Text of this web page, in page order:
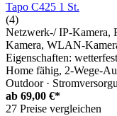
Tapo C425 1 St.
(4)
Netzwerk-/ IP-Kamera,
Kamera, WLAN-
Eigenschaften:
Home fähig, 2-Wege-
Outdoor ·
ab 69,00 €*
27 Preise vergleichen